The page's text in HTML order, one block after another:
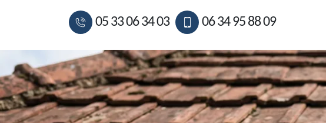
05 33 06 34 03 06 34 95 88 09